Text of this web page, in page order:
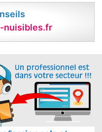
nuisibles.fr